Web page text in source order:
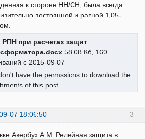
к стороне НН/СН, была всегда
постоянной и равной 1,05-
РПН при расчетах защит
58.68 Кб, 169
с 2015-09-07
have the permssions to download the
of this post.
3
07 18:06:50
Авербух А.М. Релейная защита в